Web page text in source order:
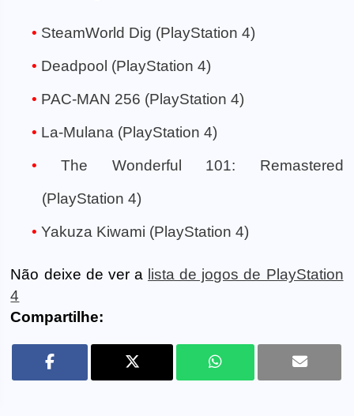
SteamWorld Dig (PlayStation 4)
Deadpool (PlayStation 4)
PAC-MAN 256 (PlayStation 4)
La-Mulana (PlayStation 4)
The Wonderful 101: Remastered
(PlayStation 4)
Yakuza Kiwami (PlayStation 4)
Não deixe de ver a lista de jogos de PlayStation
4
Compartilhe: